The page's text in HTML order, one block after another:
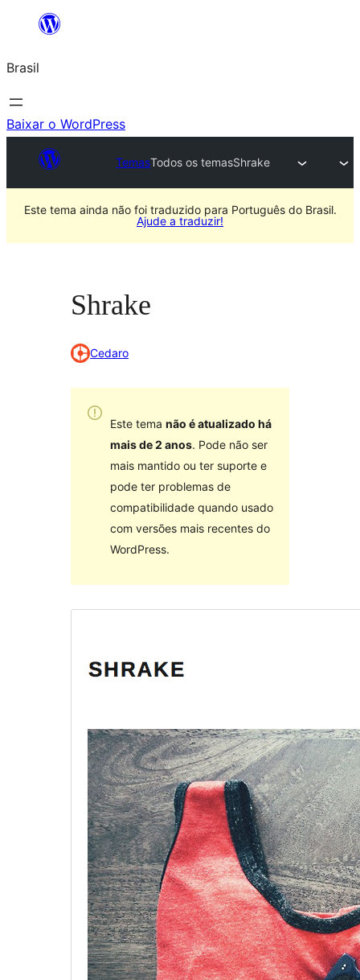
o
conteúdo
Brasil
Baixar o WordPress
TemasTodos os temasShrake
Este tema ainda não foi traduzido para Português do Brasil.
Ajude a traduzir!
Shrake
Cedaro
Este tema não é atualizado há
mais de 2 anos. Pode não ser
mais mantido ou ter suporte e
pode ter problemas de
compatibilidade quando usado
com versões mais recentes do
WordPress.